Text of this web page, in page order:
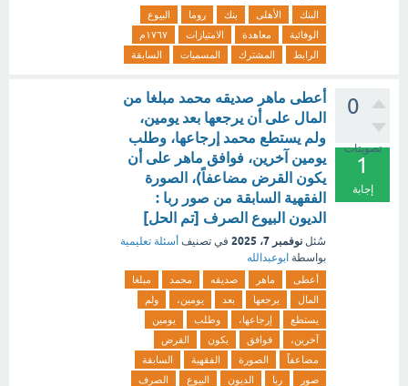
البنك الأهلى بنك روما
البيوع
الوفائية
معاهدة الامتيازات
١٧٦٧م
الرابط
المشترك المسميات السابقة
0
تصويتات
1
إجابة
أعطى ماهر صديقه محمد مبلغا من
المال على أن يرجعها بعد يومين،
ولم يستطع محمد إرجاعها، وطلب
يومين آخرين، فوافق ماهر على أن
يكون القرض مضاعفاً)، الصورة
الفقهية السابقة من صور ربا :
الديون البيوع الصرف [تم الحل]
سُئل نوفمبر 7، 2025 في تصنيف أسئلة تعليمية
بواسطة ابوعبدالله
أعطى ماهر صديقه محمد
مبلغا
المال
يرجعها بعد يومين،
ولم
يستطع
إرجاعها، وطلب
يومين
آخرين،
فوافق يكون
القرض
مضاعفاً
الصورة الفقهية
السابقة
صور
ربا الديون البيوع الصرف